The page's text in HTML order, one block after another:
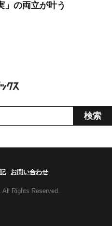
」の両立が叶う
お問い合わせ
Rights Reserved.